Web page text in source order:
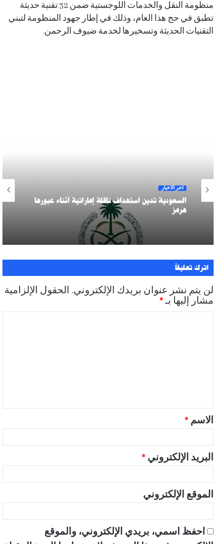
منظومة النقل والخدمات اللوجستية ضمن 32 تقنية حديثة
تطبق في حج هذا العام، وذلك في إطار جهود المنظومة لتبني
التقنيات الحديثة وتسخيرها لخدمة ضيوف الرحمن.
آخر الأخبار
السعودية تدين استهداف ناقلة إماراتية أثناء عبورها
هرمز
اترك تعليقاً
لن يتم نشر عنوان بريدك الإلكتروني. الحقول الإلزامية
مشار إليها بـ*
ق
*
الاسم *
البريد الإلكتروني *
الموقع الإلكتروني
احفظ اسمي، بريدي الإلكتروني، والموقع